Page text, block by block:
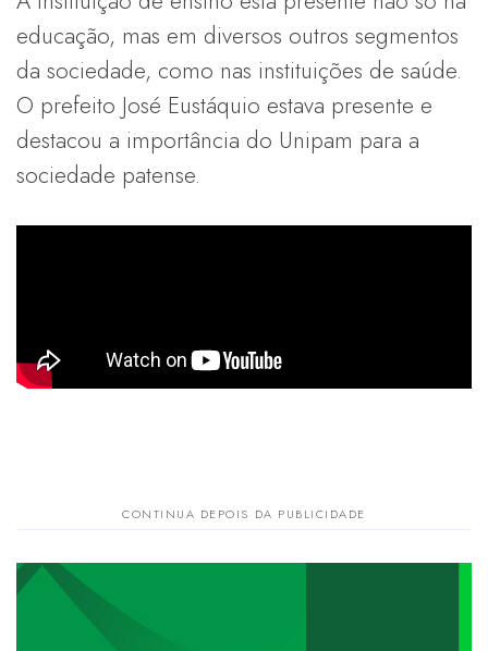
educação, mas em diversos outros segmentos
da sociedade, como nas instituições de saúde.
O prefeito José Eustáquio estava presente e
destacou a importância do Unipam para a
sociedade patense.